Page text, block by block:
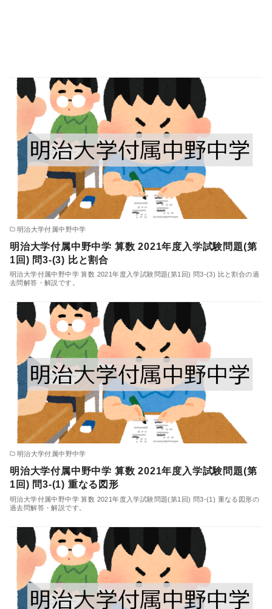
明治大学付属中野中学
明治大学付属中野中学 算数 2021年度入学試験問題(第
1回) 問3-(3) 比と割合
明治大学付属中野中学 算数 2021年度入学試験問題(第1回) 問3-(3) 比と割合の過
去問解答・解説です。
明治大学付属中野中学
明治大学付属中野中学 算数 2021年度入学試験問題(第
1回) 問3-(1) 重なる図形
明治大学付属中野中学 算数 2021年度入学試験問題(第1回) 問3-(1) 重なる図形の
過去問解答・解説です。